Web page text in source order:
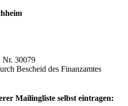
Nr. 30079
Bescheid des Finanzamtes
Mailingliste selbst eintragen: